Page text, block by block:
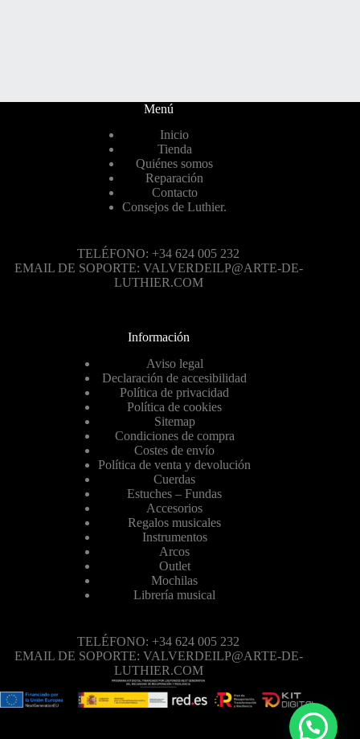
Menú
Inicio
Tienda
Quiénes somos
Reparación
Contacto
Consejos de Luthier.
TELÉFONO: +34 624 005 232
EMAIL DE SOPORTE: VALVERDEILP@ARTE-DE-
LUTHIER.COM
Información
Aviso legal
Declaración de accesibilidad
Política de privacidad
Política de cookies
Sitemap
Condiciones de compra
Costes de envío
Política de venta y devolución
Cuerdas
Estuches – Fundas
Accesorios
Regalos musicales
Instrumentos
Arcos
Outlet
Mochilas
Librería musical
TELÉFONO: +34 624 005 232
EMAIL DE SOPORTE: VALVERDEILP@ARTE-DE-
LUTHIER.COM